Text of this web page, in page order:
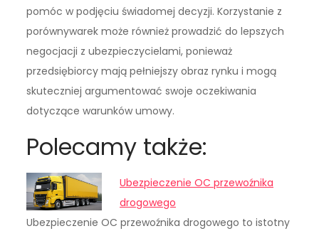
pomóc w podjęciu świadomej decyzji. Korzystanie z
porównywarek może również prowadzić do lepszych
negocjacji z ubezpieczycielami, ponieważ
przedsiębiorcy mają pełniejszy obraz rynku i mogą
skuteczniej argumentować swoje oczekiwania
dotyczące warunków umowy.
Polecamy także:
Ubezpieczenie OC przewoźnika
drogowego
Ubezpieczenie OC przewoźnika drogowego to istotny